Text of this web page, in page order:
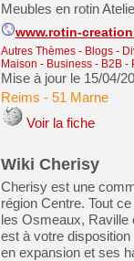
Meubles en rotin
www.rotin-
Autres Thèmes - Blogs -
Maison - Business - B2B -
Mise à jour le 15/04/
Reims - 51 Marne
Voir la fiche
Wiki Cherisy
Cherisy est une
région Centre. Tout
les Osmeaux, Raville
est à votre
en expansion et ses